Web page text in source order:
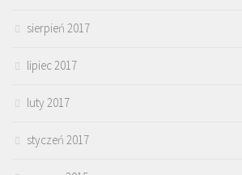
sierpień 2017
lipiec 2017
luty 2017
styczeń 2017